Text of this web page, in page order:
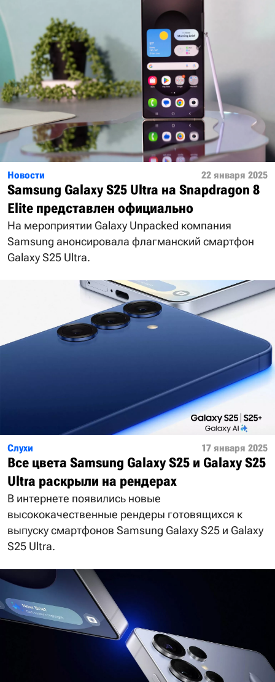
Новости 22 января 2025
Samsung Galaxy S25 Ultra на Snapdragon 8
Elite представлен официально
На мероприятии Galaxy Unpacked компания
Samsung анонсировала флагманский смартфон
Galaxy S25 Ultra.
Слухи 17 января 2025
Все цвета Samsung Galaxy S25 и Galaxy S25
Ultra раскрыли на рендерах
В интернете появились новые
высококачественные рендеры готовящихся к
выпуску смартфонов Samsung Galaxy S25 и Galaxy
S25 Ultra.